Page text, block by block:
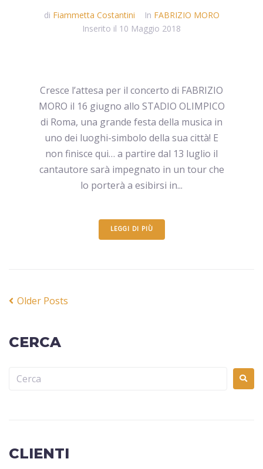
di Fiammetta Costantini In FABRIZIO MORO
Inserito il 10 Maggio 2018
Cresce l’attesa per il concerto di FABRIZIO
MORO il 16 giugno allo STADIO OLIMPICO
di Roma, una grande festa della musica in
uno dei luoghi-simbolo della sua città! E
non finisce qui… a partire dal 13 luglio il
cantautore sarà impegnato in un tour che
lo porterà a esibirsi in...
LEGGI DI PIÙ
Older Posts
CERCA
CLIENTI